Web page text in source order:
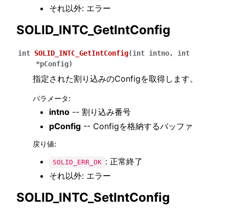
それ以外: エラー
SOLID_INTC_GetIntConfig
int SOLID_INTC_GetIntConfig(int intno, int
*pConfig)
指定された割り込みのConfigを取得します。
パラメータ:
intno -- 割り込み番号
pConfig -- Configを格納するバッファ
戻り値:
SOLID_ERR_OK : 正常終了
それ以外: エラー
SOLID_INTC_SetIntConfig